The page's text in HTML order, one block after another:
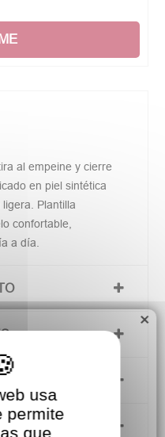
al empeine y cierre
en piel sintética
Plantilla
confortable,
a día.
×
usa
permite
que